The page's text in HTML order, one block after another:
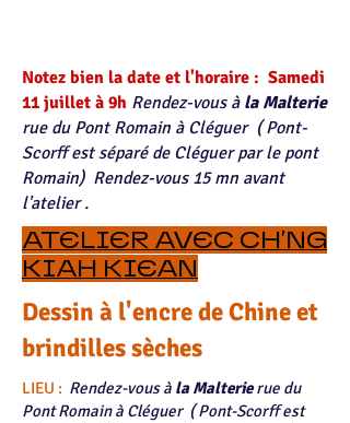
​Notez bien la date et l'horaire : Samedi
11 juillet à 9h ​ Rendez-vous à la Malterie
rue du Pont Romain à Cléguer ( Pont-
Scorff est séparé de Cléguer par le pont
Romain) Rendez-vous 15 mn avant
l'atelier .
ATELIER AVEC CH'NG
KIAH KIEAN
Dessin à l'encre de Chine et
brindilles sèches
LIEU : Rendez-vous à la Malterierue du
Pont Romain à Cléguer ( Pont-Scorff est